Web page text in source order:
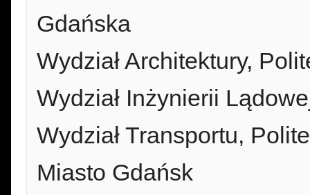
Gdańska
Wydział Architektury,
Wydział Inżynierii
Wydział Transportu,
Miasto Gdańsk